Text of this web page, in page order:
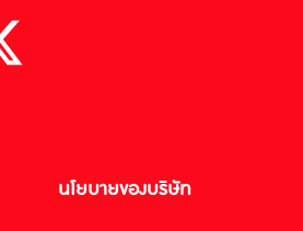
นโยบายของบริษัท